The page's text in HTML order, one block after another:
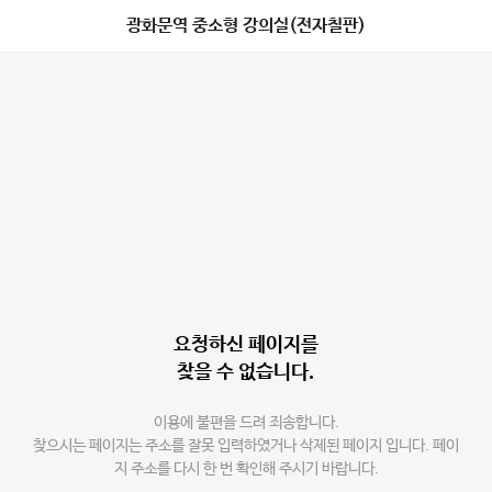
광화문역 중소형 강의실(전자칠판)
요청하신 페이지를
찾을 수 없습니다.
이용에 불편을 드려 죄송합니다.
찾으시는 페이지는 주소를 잘못 입력하였거나 삭제된 페이지 입니다. 페이
지 주소를 다시 한 번 확인해 주시기 바랍니다.